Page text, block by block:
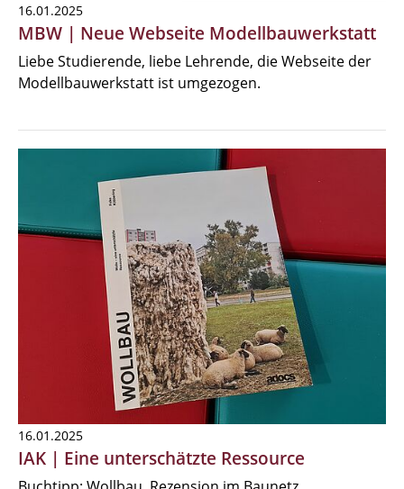
16.01.2025
MBW | Neue Webseite Modellbauwerkstatt
Liebe Studierende, liebe Lehrende, die Webseite der
Modellbauwerkstatt ist umgezogen.
16.01.2025
IAK | Eine unterschätzte Ressource